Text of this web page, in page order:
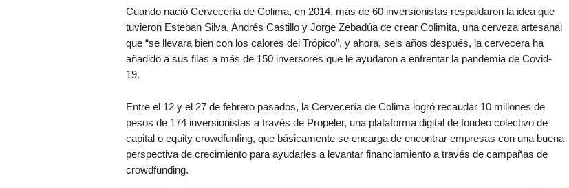
Cuando nació Cervecería de Colima, en 2014, más de 60 inversionistas respaldaron la idea que
tuvieron Esteban Silva, Andrés Castillo y Jorge Zebadúa de crear Colimita, una cerveza artesanal
que “se llevara bien con los calores del Trópico”, y ahora, seis años después, la cervecera ha
añadido a sus filas a más de 150 inversores que le ayudaron a enfrentar la pandemia de Covid-
19.
Entre el 12 y el 27 de febrero pasados, la Cervecería de Colima logró recaudar 10 millones de
pesos de 174 inversionistas a través de Propeler, una plataforma digital de fondeo colectivo de
capital o equity crowdfunfing, que básicamente se encarga de encontrar empresas con una buena
perspectiva de crecimiento para ayudarles a levantar financiamiento a través de campañas de
crowdfunding.